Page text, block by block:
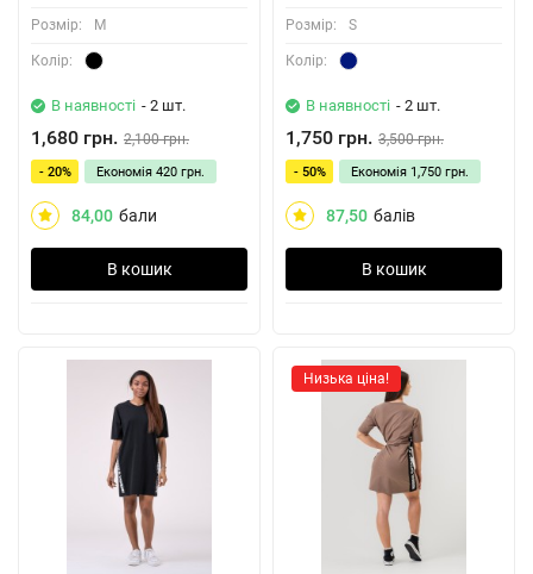
Розмiр: M
Колiр:
В наявності - 2 шт.
1,680 грн. 2,100 грн.
- 20% Економія 420 грн.
84,00 бали
В кошик
Розмiр: S
Колiр:
В наявності - 2 шт.
1,750 грн. 3,500 грн.
- 50% Економія 1,750 грн.
87,50 балів
В кошик
Низька ціна!